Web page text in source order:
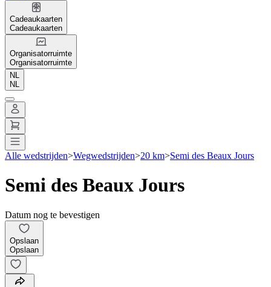
Cadeaukaarten
Cadeaukaarten
Organisatorruimte
Organisatorruimte
NL
NL
Alle wedstrijden>Wegwedstrijden>20 km>Semi des Beaux Jours
Semi des Beaux Jours
Datum nog te bevestigen
Opslaan
Opslaan